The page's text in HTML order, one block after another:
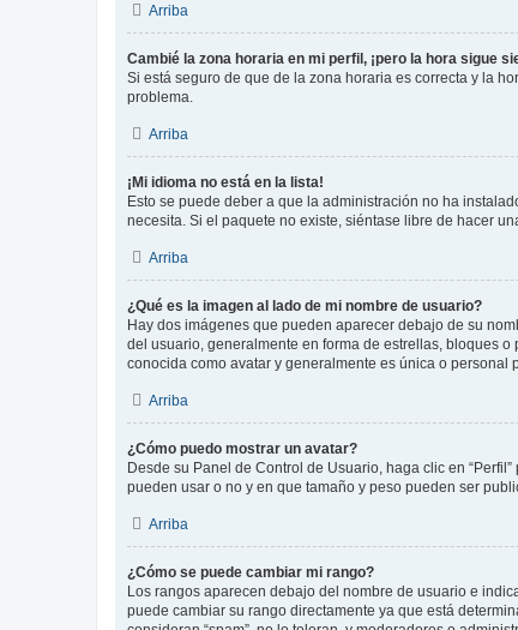
Arriba
Cambié la zona horaria en mi perfil, ¡pero la hora sigue
Si está seguro de que de la zona horaria es correcta y la
problema.
Arriba
¡Mi idioma no está en la lista!
Esto se puede deber a que la administración no ha
necesita. Si el paquete no existe, siéntase libre de hacer
Arriba
¿Qué es la imagen al lado de mi nombre de usuario?
Hay dos imágenes que pueden aparecer debajo de su
del usuario, generalmente en forma de estrellas, bloques
conocida como avatar y generalmente es única o personal
Arriba
¿Cómo puedo mostrar un avatar?
Desde su Panel de Control de Usuario, haga clic en
pueden usar o no y en que tamaño y peso pueden ser
Arriba
¿Cómo se puede cambiar mi rango?
Los rangos aparecen debajo del nombre de usuario e
puede cambiar su rango directamente ya que está